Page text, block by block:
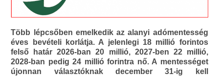
Több lépcsőben emelkedik az alanyi adómentesség
éves bevételi korlátja. A jelenlegi 18 millió forintos
felső határ 2026-ban 20 millió, 2027-ben 22 millió,
2028-ban pedig 24 millió forintra nő. A mentességet
újonnan választóknak december 31-ig kell